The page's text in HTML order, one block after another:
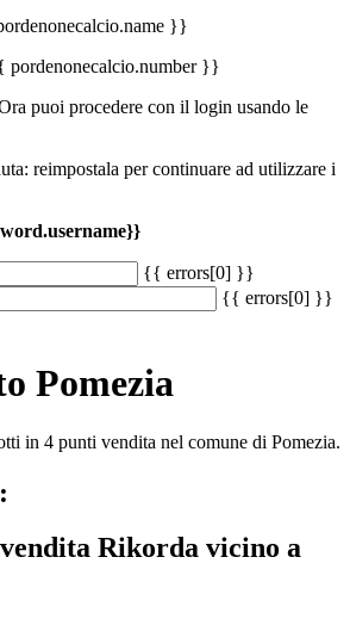
}}
pordenonecalcio.number }}
puoi procedere con il login usando le
reimpostala per continuare ad utilizzare i
{{ errors[0] }}
{{ errors[0] }}
Pomezia
in 4 punti vendita nel comune di Pomezia.
Rikorda vicino a